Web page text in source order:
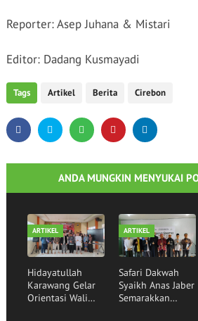
Reporter: Asep Juhana & Mistari
Editor: Dadang Kusmayadi
Tags Artikel Berita Cirebon
ANDA MUNGKIN MENYUKAI
ARTIKEL
Hidayatullah
Karawang Gelar
Orientasi Wali
ARTIKEL
Safari Dakwah
Syaikh Anas Jaber
Semarakkan